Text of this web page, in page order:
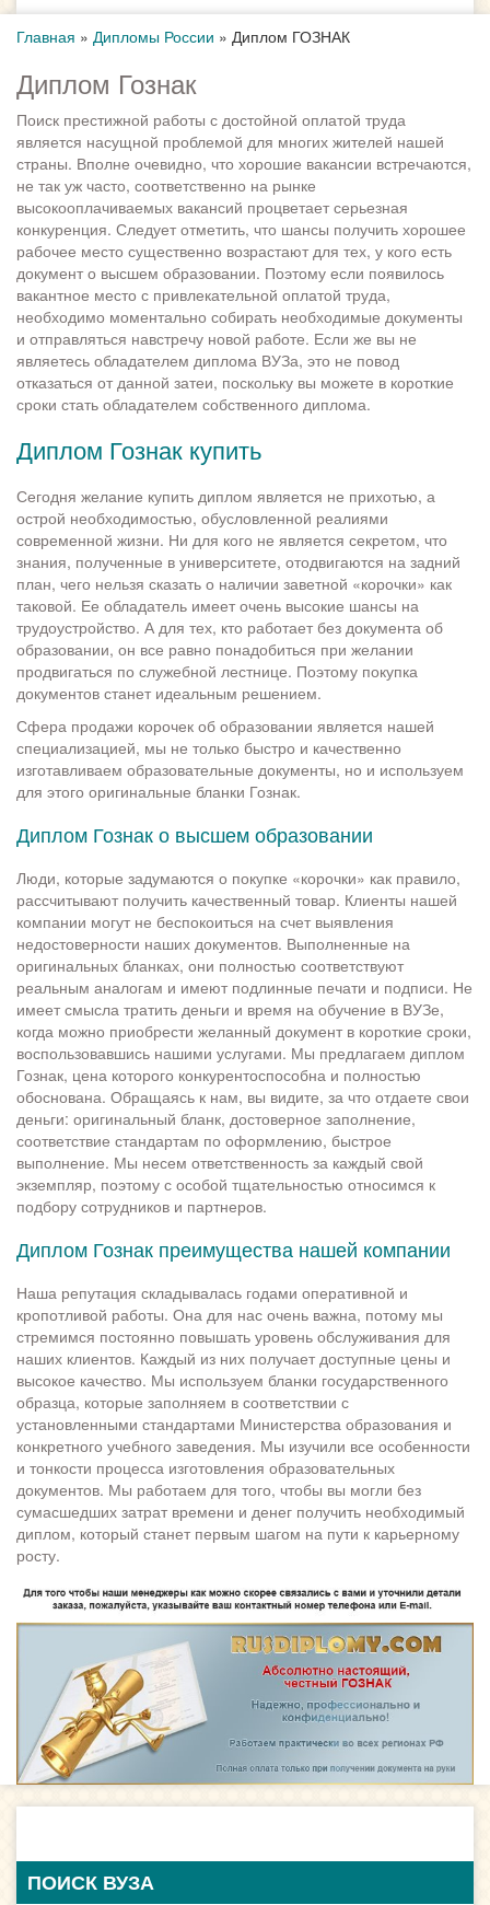
Главная » Дипломы России » Диплом ГОЗНАК
Диплом Гознак
Поиск престижной работы с достойной оплатой труда
является насущной проблемой для многих жителей нашей
страны. Вполне очевидно, что хорошие вакансии встречаются,
не так уж часто, соответственно на рынке
высокооплачиваемых вакансий процветает серьезная
конкуренция. Следует отметить, что шансы получить хорошее
рабочее место существенно возрастают для тех, у кого есть
документ о высшем образовании. Поэтому если появилось
вакантное место с привлекательной оплатой труда,
необходимо моментально собирать необходимые документы
и отправляться навстречу новой работе. Если же вы не
являетесь обладателем диплома ВУЗа, это не повод
отказаться от данной затеи, поскольку вы можете в короткие
сроки стать обладателем собственного диплома.
Диплом Гознак купить
Сегодня желание купить диплом является не прихотью, а
острой необходимостью, обусловленной реалиями
современной жизни. Ни для кого не является секретом, что
знания, полученные в университете, отодвигаются на задний
план, чего нельзя сказать о наличии заветной «корочки» как
таковой. Ее обладатель имеет очень высокие шансы на
трудоустройство. А для тех, кто работает без документа об
образовании, он все равно понадобиться при желании
продвигаться по служебной лестнице. Поэтому покупка
документов станет идеальным решением.
Сфера продажи корочек об образовании является нашей
специализацией, мы не только быстро и качественно
изготавливаем образовательные документы, но и используем
для этого оригинальные бланки Гознак.
Диплом Гознак о высшем образовании
Люди, которые задумаются о покупке «корочки» как правило,
рассчитывают получить качественный товар. Клиенты нашей
компании могут не беспокоиться на счет выявления
недостоверности наших документов. Выполненные на
оригинальных бланках, они полностью соответствуют
реальным аналогам и имеют подлинные печати и подписи. Не
имеет смысла тратить деньги и время на обучение в ВУЗе,
когда можно приобрести желанный документ в короткие сроки,
воспользовавшись нашими услугами. Мы предлагаем диплом
Гознак, цена которого конкурентоспособна и полностью
обоснована. Обращаясь к нам, вы видите, за что отдаете свои
деньги: оригинальный бланк, достоверное заполнение,
соответствие стандартам по оформлению, быстрое
выполнение. Мы несем ответственность за каждый свой
экземпляр, поэтому с особой тщательностью относимся к
подбору сотрудников и партнеров.
Диплом Гознак преимущества нашей компании
Наша репутация складывалась годами оперативной и
кропотливой работы. Она для нас очень важна, потому мы
стремимся постоянно повышать уровень обслуживания для
наших клиентов. Каждый из них получает доступные цены и
высокое качество. Мы используем бланки государственного
образца, которые заполняем в соответствии с
установленными стандартами Министерства образования и
конкретного учебного заведения. Мы изучили все особенности
и тонкости процесса изготовления образовательных
документов. Мы работаем для того, чтобы вы могли без
сумасшедших затрат времени и денег получить необходимый
диплом, который станет первым шагом на пути к карьерному
росту.
ПОИСК ВУЗА